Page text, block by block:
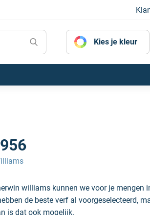
Kies je kleur
williams kunnen we voor je mengen
de beste verf al voorgeselecteerd,
is dat ook mogelijk.